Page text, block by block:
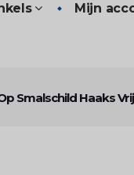
Mijn
Smalschild Haaks